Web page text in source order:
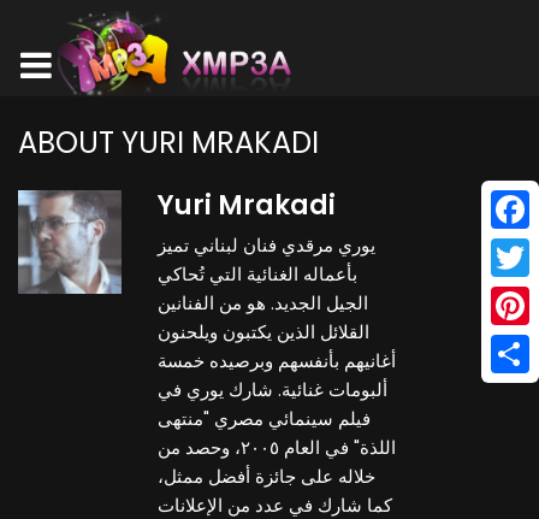
ABOUT YURI MRAKADI
Yuri Mrakadi
يوري مرقدي فنان لبناني تميز
بأعماله الغنائية التي تُحاكي
الجيل الجديد. هو من الفنانين
القلائل الذين يكتبون ويلحنون
أغانيهم بأنفسهم وبرصيده خمسة
ألبومات غنائية. شارك يوري في
فيلم سينمائي مصري "منتهى
اللذة" في العام ٢٠٠٥، وحصد من
خلاله على جائزة أفضل ممثل،
كما شارك في عدد من الإعلانات